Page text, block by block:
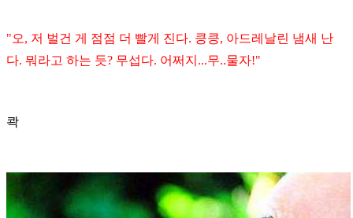
"오, 저 벌건 게 점점 더 빨게 진다. 킁킁, 아드레날린 냄새 난
다. 뭐라고 하는 듯? 무섭다. 어쩌지 ...무..물자!"
콱